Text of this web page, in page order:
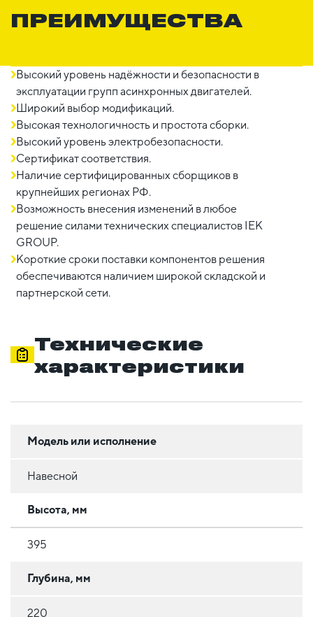
ПРЕИМУЩЕСТВА
Высокий уровень надёжности и безопасности в
эксплуатации групп асинхронных двигателей.
Широкий выбор модификаций.
Высокая технологичность и простота сборки.
Высокий уровень электробезопасности.
Сертификат соответствия.
Наличие сертифицированных сборщиков в
крупнейших регионах РФ.
Возможность внесения изменений в любое
решение силами технических специалистов IEK
GROUP.
Короткие сроки поставки компонентов решения
обеспечиваются наличием широкой складской и
партнерской сети.
Технические
характеристики
Модель или исполнение
Навесной
Высота, мм
395
Глубина, мм
220